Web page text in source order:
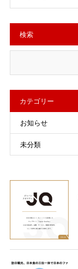
検索
カテゴリー
お知らせ
未分類